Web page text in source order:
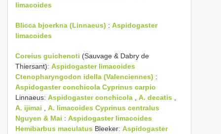
limacoides
Blicca bjoerkna (Linnaeus) : Aspidogaster
limacoides
Coreius guichenoti (Sauvage & Dabry de
Thiersant): Aspidogaster limacoides
Ctenopharyngodon idella (Valenciennes) :
Aspidogaster conchicola Cyprinus carpio
Linnaeus: Aspidogaster conchicola A. decatis
A. ijimai
A. limacoides Cyprinus centralus
Nguyen & Mai : Aspidogaster limacoides
Hemibarbus maculatus Bleeker: Aspidogaster